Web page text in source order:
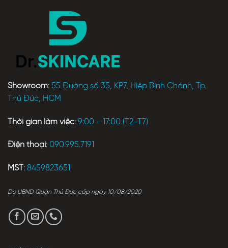
Showroom: 55 Đường số 35, KP7, Hiệp Bình Chánh, Tp.
Thủ Đức, HCM
Thời gian làm việc: 9:00 - 17:00 (T2-T7)
Điện thoại: 090.995.7191
MST : 8459823651
Do UBND Quận Thủ Đức cấp ngày 10/08/2020